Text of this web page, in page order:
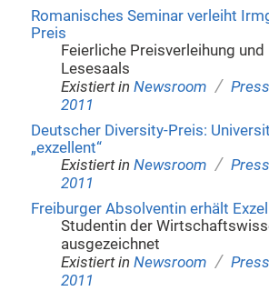
Romanisches Seminar verleiht
Preis
Feierliche Preisverleihung
Lesesaals
Existiert in Newsroom /
2011
Deutscher Diversity-Preis:
„exzellent“
Existiert in Newsroom /
2011
Freiburger Absolventin erhält
Studentin der
ausgezeichnet
Existiert in Newsroom /
2011